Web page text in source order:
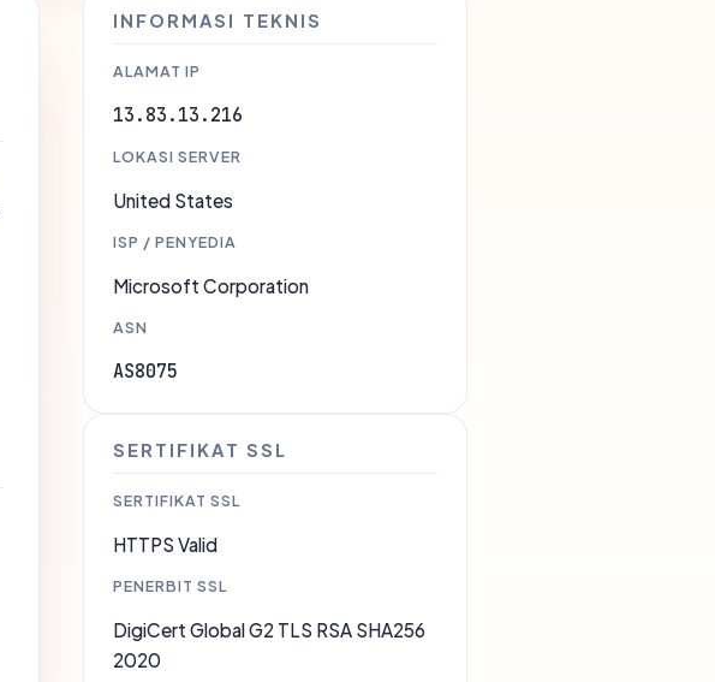
INFORMASI TEKNIS
ALAMAT IP
13.83.13.216
LOKASI SERVER
United States
ISP / PENYEDIA
Microsoft Corporation
ASN
AS8075
SERTIFIKAT SSL
SERTIFIKAT SSL
HTTPS Valid
PENERBIT SSL
DigiCert Global G2 TLS RSA SHA256
2020